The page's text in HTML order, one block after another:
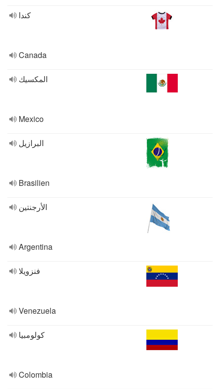
كندا
Canada
المكسيك
Mexico
البرازيل
Brasilien
الأرجنتين
Argentina
فنزويلا
Venezuela
كولومبيا
Colombia